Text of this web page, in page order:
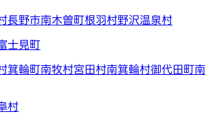
長野市南木曽町根羽村野沢温泉村
士見町
箕輪町南牧村宮田村南箕輪村御代田町南
村